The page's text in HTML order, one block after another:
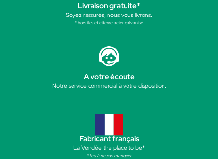
Livraison gratuite*
Soyez rassurés, nous vous livrons.
* hors îles et citerne acier galvanisé
A votre écoute
Notre service commercial à votre disposition.
Fabricant français
La Vendée the place to be*
* lieu à ne pas manquer